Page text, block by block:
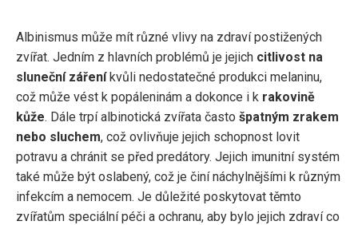
Albinismus může mít různé vlivy na zdraví postižených
zvířat. Jedním z hlavních problémů je jejich citlivost na
sluneční zářeníkvůli nedostatečné produkci melaninu,
což může vést k popáleninám a dokonce i k rakovině
kůže. Dále trpí albinotická zvířata často špatným zrakem
nebo sluchem, což ovlivňuje jejich schopnost lovit
potravu a chránit se před predátory. Jejich imunitní systém
také může být oslabený, což je činí náchylnějšími k různým
infekcím a nemocem. Je důležité poskytovat těmto
zvířatům speciální péči a ochranu, aby bylo jejich zdraví co